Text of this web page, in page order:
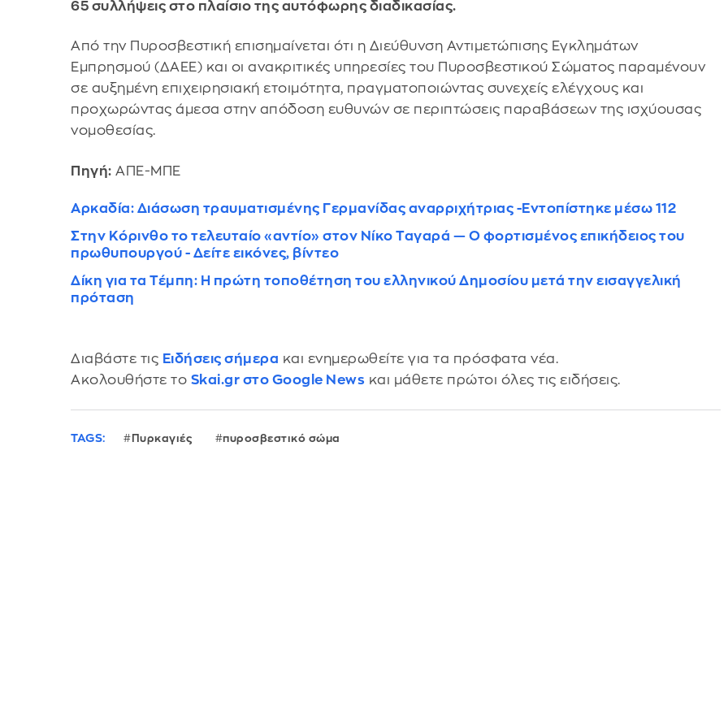
65 συλλήψεις στο πλαίσιο της αυτόφωρης διαδικασίας.
Από την Πυροσβεστική επισημαίνεται ότι η Διεύθυνση Αντιμετώπισης Εγκλημάτων
Εμπρησμού (ΔΑΕΕ) και οι ανακριτικές υπηρεσίες του Πυροσβεστικού Σώματος παραμένουν
σε αυξημένη επιχειρησιακή ετοιμότητα, πραγματοποιώντας συνεχείς ελέγχους και
προχωρώντας άμεσα στην απόδοση ευθυνών σε περιπτώσεις παραβάσεων της ισχύουσας
νομοθεσίας.
Πηγή: ΑΠΕ-ΜΠΕ
Αρκαδία: Διάσωση τραυματισμένης Γερμανίδας αναρριχήτριας -Εντοπίστηκε μέσω 112
Στην Κόρινθο το τελευταίο «αντίο» στον Νίκο Ταγαρά — Ο φορτισμένος επικήδειος του
πρωθυπουργού - Δείτε εικόνες, βίντεο
Δίκη για τα Τέμπη: Η πρώτη τοποθέτηση του ελληνικού Δημοσίου μετά την εισαγγελική
πρόταση
Διαβάστε τις Ειδήσεις σήμερα και ενημερωθείτε για τα πρόσφατα νέα.
Ακολουθήστε το Skai.gr στο Google News και μάθετε πρώτοι όλες τις ειδήσεις.
TAGS: Πυρκαγιές πυροσβεστικό σώμα